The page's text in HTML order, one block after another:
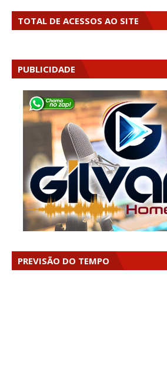
TOTAL DE ACESSOS AO SITE
PUBLICIDADE
PREVISÃO DO TEMPO